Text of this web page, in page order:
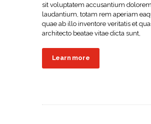
sit voluptatem accusantium
laudantium, totam rem aperiam
quae ab illo inventore veritatis et
architecto beatae vitae dicta sunt,
Learn more